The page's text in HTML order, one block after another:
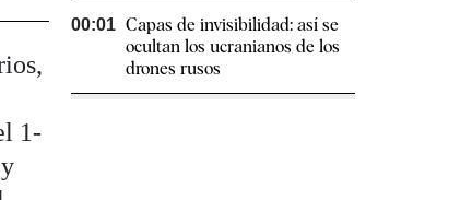
1-
00:01 Capas de invisibilidad: así se
ocultan los ucranianos de los
drones rusos